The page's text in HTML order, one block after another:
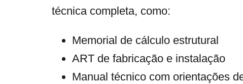
técnica completa, como:
Memorial de cálculo estrutural
ART de fabricação e instalação
Manual técnico com orientações